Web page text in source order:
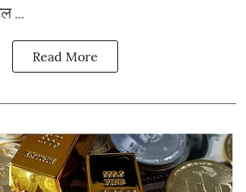
...
Read More